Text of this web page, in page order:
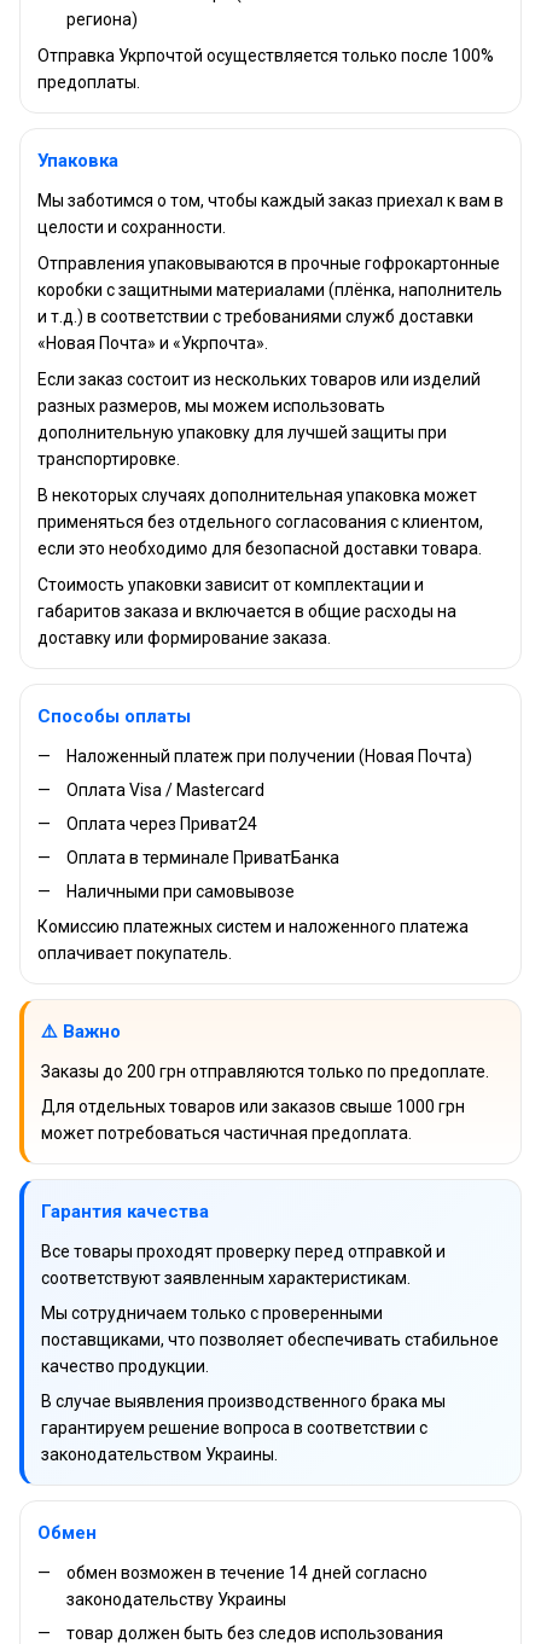
региона)
Отправка Укрпочтой осуществляется только после 100%
предоплаты.
Упаковка
Мы заботимся о том, чтобы каждый заказ приехал к вам в
целости и сохранности.
Отправления упаковываются в прочные гофрокартонные
коробки с защитными материалами (плёнка, наполнитель
и т.д.) в соответствии с требованиями служб доставки
«Новая Почта» и «Укрпочта».
Если заказ состоит из нескольких товаров или изделий
разных размеров, мы можем использовать
дополнительную упаковку для лучшей защиты при
транспортировке.
В некоторых случаях дополнительная упаковка может
применяться без отдельного согласования с клиентом,
если это необходимо для безопасной доставки товара.
Стоимость упаковки зависит от комплектации и
габаритов заказа и включается в общие расходы на
доставку или формирование заказа.
Способы оплаты
Наложенный платеж при получении (Новая Почта)
Оплата Visa / Mastercard
Оплата через Приват24
Оплата в терминале ПриватБанка
Наличными при самовывозе
Комиссию платежных систем и наложенного платежа
оплачивает покупатель.
⚠️ Важно
Заказы до 200 грн отправляются только по предоплате.
Для отдельных товаров или заказов свыше 1000 грн
может потребоваться частичная предоплата.
Гарантия качества
Все товары проходят проверку перед отправкой и
соответствуют заявленным характеристикам.
Мы сотрудничаем только с проверенными
поставщиками, что позволяет обеспечивать стабильное
качество продукции.
В случае выявления производственного брака мы
гарантируем решение вопроса в соответствии с
законодательством Украины.
Обмен
обмен возможен в течение 14 дней согласно
законодательству Украины
товар должен быть без следов использования